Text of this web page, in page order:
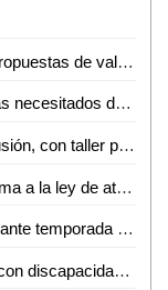
Veintiún ayuntamientos no presentaron propuestas de valores unitarios de usos de suelo y construcción para el ejercicio fiscal 2025
Regateos afectan a los comerciantes más necesitados de Ciudad Valles
DIF Capitalino impulsa y fortalece la inclusión, con taller para concientizar al funcionariado municipal
Aprueba comisión de transparencia reforma a la ley de atención y apoyo a migrantes: Dip. Diana Ruelas Gaitán
En 2023 se registraron 150 incendios durante temporada navideña
Morena recorta recursos para personas con discapacidad: PRI